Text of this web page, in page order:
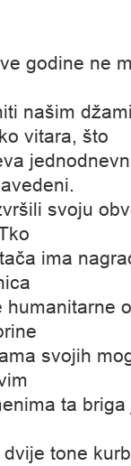
godine ne
našim
vitara, što
svoju
ima
humanitarne
svojih
ta
tone